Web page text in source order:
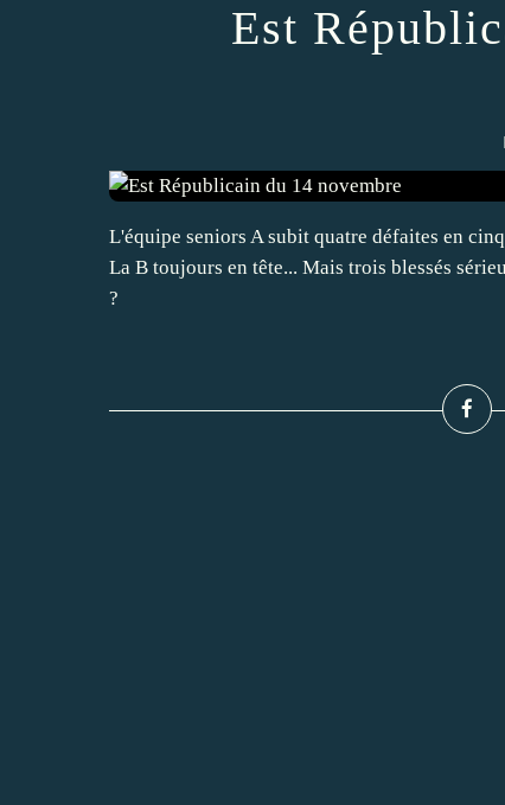
Est
L'équipe seniors A subit quatre défaites en
La B toujours en tête... Mais trois blessés
?